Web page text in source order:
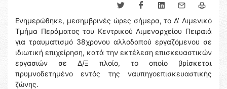
Ενημερώθηκε, μεσημβρινές ώρες σήμερα, το Δ’ Λιμενικό
Τμήμα Περάματος του Κεντρικού Λιμεναρχείου Πειραιά
για τραυματισμό 38χρονου αλλοδαπού εργαζόμενου σε
ιδιωτική επιχείρηση, κατά την εκτέλεση επισκευαστικών
εργασιών σε Δ/Ξ πλοίο, το οποίο βρίσκεται
πρυμνοδετημένο εντός της ναυπηγοεπισκευαστικής
ζώνης.